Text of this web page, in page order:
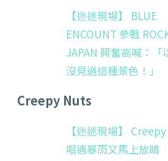
【迷迷現場】 BLUE
ENCOUNT 參戰
JAPAN 興奮高喊：「
沒見過這種景色！」
Creepy Nuts
【迷迷現場】
唱遇暴雨又馬上放晴